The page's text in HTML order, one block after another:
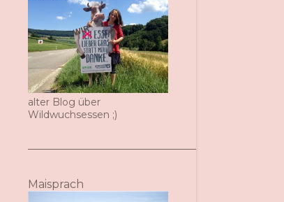
alter Blog über
Wildwuchsessen ;)
Maisprach